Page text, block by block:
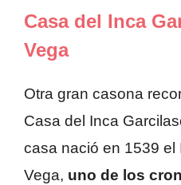
Casa del Inca
Vega
Otra gran casona
Casa del Inca
casa nació en 1539 el
Vega, uno de los